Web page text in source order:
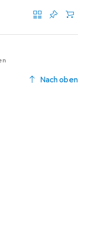
Nach oben